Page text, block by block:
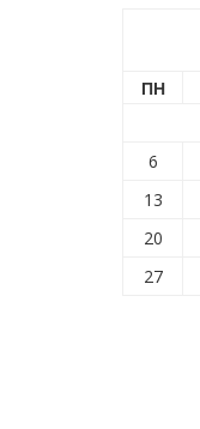
ПН
6
13
20
27